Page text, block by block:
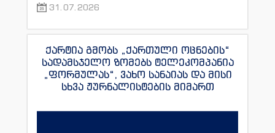
31.07.2026
ქარტია გმობს „ქართული ოცნების“
სადამსჯელო ზომებს ტელეკომპანია
„ფორმულას“, ვახო სანაიას და მისი
სხვა ჟურნალისტების მიმართ